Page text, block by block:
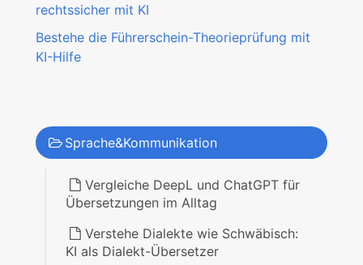
rechtssicher mit KI
Bestehe die Führerschein-Theorieprüfung mit
KI-Hilfe
Sprache&Kommunikation
Vergleiche DeepL und ChatGPT für
Übersetzungen im Alltag
Verstehe Dialekte wie Schwäbisch:
KI als Dialekt-Übersetzer